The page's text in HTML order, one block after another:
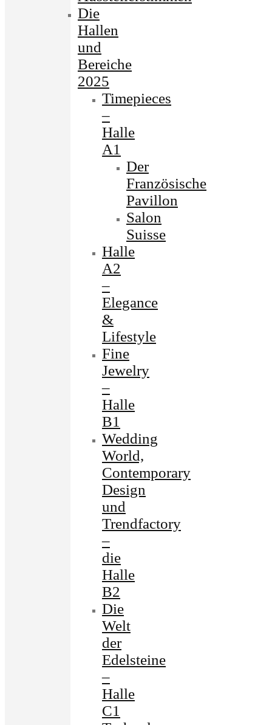
Die
Hallen
und
Bereiche
2025
Timepieces
–
Halle
A1
Der
Französische
Pavillon
Salon
Suisse
Halle
A2
–
Elegance
&
Lifestyle
Fine
Jewelry
–
Halle
B1
Wedding
World,
Contemporary
Design
und
Trendfactory
–
die
Halle
B2
Die
Welt
der
Edelsteine
–
Halle
C1